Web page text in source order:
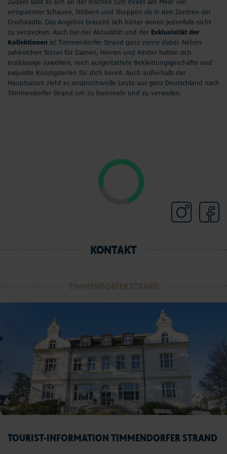
Aktuelles
#StrandMomente
Business
Zudem lässt es sich an der frischen Luft direkt am Meer viel
entspannter Schauen, Stöbern und Shoppen als in den Zentren der
Großstädte. Das Angebot braucht sich hinter denen jedenfalls nicht
zu verstecken. Auch bei der Aktualität und der Exklusivität der
Kollektionen ist Timmendorfer Strand ganz vorne dabei. Neben
zahlreichen Stores für Damen, Herren und Kinder halten sich
erstklassige Juweliere, reich ausgestattete Bekleidungsgeschäfte und
exquisite Kunstgalerien für dich bereit. Auch außerhalb der
Hauptsaison zieht es anspruchsvolle Leute aus ganz Deutschland nach
Timmendorfer Strand um zu bummeln und zu verweilen.
KONTAKT
TOURIST-INFORMATION TIMMENDORFER STRAND